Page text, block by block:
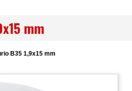
mm
B35 1,9x15 mm